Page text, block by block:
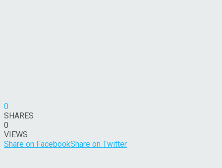
0
SHARES
0
VIEWS
Share on FacebookShare on Twitter